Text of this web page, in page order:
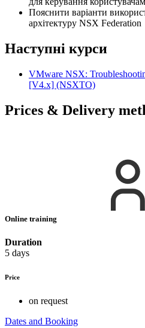
Пояснити варіанти
архітектуру NSX Federation
Наступні курси
VMware NSX:
[V4.x] (NSXTO)
Prices & Delivery
Online training
Duration
5 days
Price
on request
Dates and Booking